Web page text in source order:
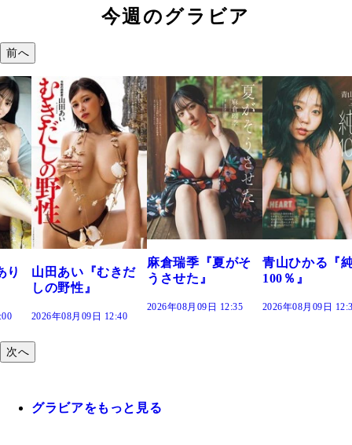
今週のグラビア
前へ
だ
麻倉瑞季『夏がそ
うさせた』
青山ひかる『純度
100％』
2026年08月09日 12:30
溝端 葵『もう
つの、あおい
で。』
2026年08月09日
次へ
グラビアをもっと見る